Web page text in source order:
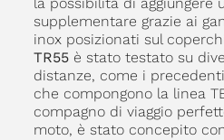
supplementare grazie ai
inox posizionati sul
TR55 è stato testato su
distanze, come i
che compongono la linea
compagno di viaggio
moto, è stato concepito